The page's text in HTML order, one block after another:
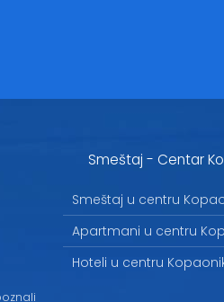
Smeštaj - Centar
Smeštaj u centru
Apartmani u centru
Hoteli u centru